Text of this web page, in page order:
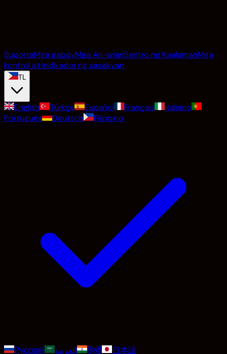
SuportaMga gabayMga Ari-arianSentro ng KaalamanMga
kontrol at indikador ng sasakyan
TL
English Türkçe Español Français
Italiano
Português
Deutsch Filippino
Русский العربية हिन्दी
日本語